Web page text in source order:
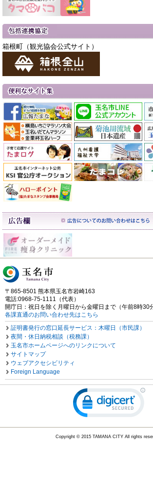
箱根町（観光協会公式サイト）
〒865-8501 熊本県玉名市岩崎163
電話:0968-75-1111（代表）
開庁日：祝日を除く月曜日から金曜日まで（午前8時30
各課直通のお問い合わせ先はこちら
証明書発行の窓口延長サービス：木曜日（市民課）
夜間・休日納税相談（税務課）
玉名市ホームページへのリンクについて
サイトマップ
ウェブアクセシビリティ
Foreign Language
Copyright © 2015 TAMANA CITY All rights